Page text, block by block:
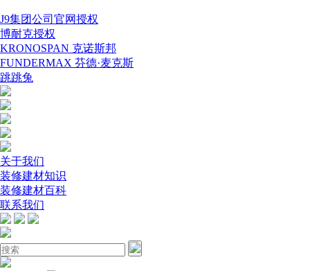
J9集团公司官网授权
博耐克授权
KRONOSPAN 克诺斯邦
FUNDERMAX 芬德·麦克斯
跳跳兔
关于我们
装修建材知识
装修建材百科
联系我们